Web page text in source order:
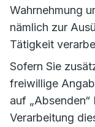
Wahrnehmung
nämlich zur
Tätigkeit
Sofern Sie
freiwillige
auf
Verarbeitung